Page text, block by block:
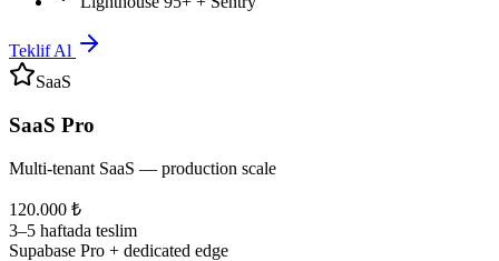
Teklif Al
SaaS
SaaS Pro
Multi-tenant SaaS — production scale
120.000 ₺
3–5 haftada teslim
Supabase Pro + dedicated edge